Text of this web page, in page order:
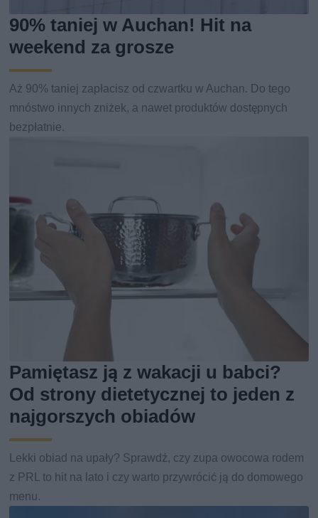
90% taniej w Auchan! Hit na
weekend za grosze
Aż 90% taniej zapłacisz od czwartku w Auchan. Do tego
mnóstwo innych zniżek, a nawet produktów dostępnych
bezpłatnie.
Pamiętasz ją z wakacji u babci?
Od strony dietetycznej to jeden z
najgorszych obiadów
Lekki obiad na upały? Sprawdź, czy zupa owocowa rodem
z PRL to hit na lato i czy warto przywrócić ją do domowego
menu.